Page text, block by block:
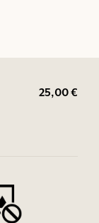
25,00 €